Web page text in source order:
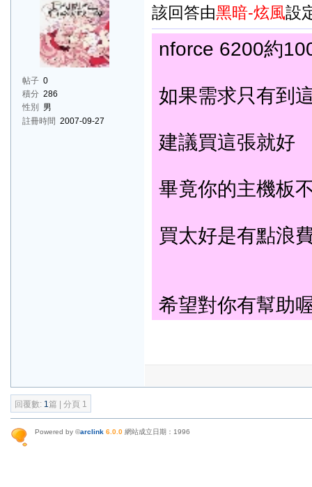
帖子 0
積分 286
性別
男
註冊時間 2007-09-27
該回答由黑暗-炫風設
nforce 6200約
如果需求只有到
建議買這張就好
畢竟你的主機板
買太好是有點浪
希望對你有幫助
回覆數: 1篇 | 分頁 1
Powered by ©arclink 6.0.0 網站成立日期：1996